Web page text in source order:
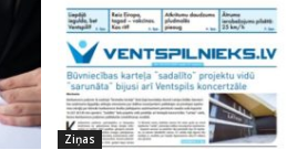
Ziņas